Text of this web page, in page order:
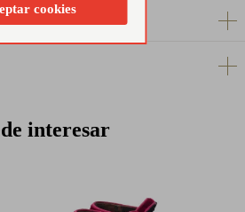
interesar
cookies